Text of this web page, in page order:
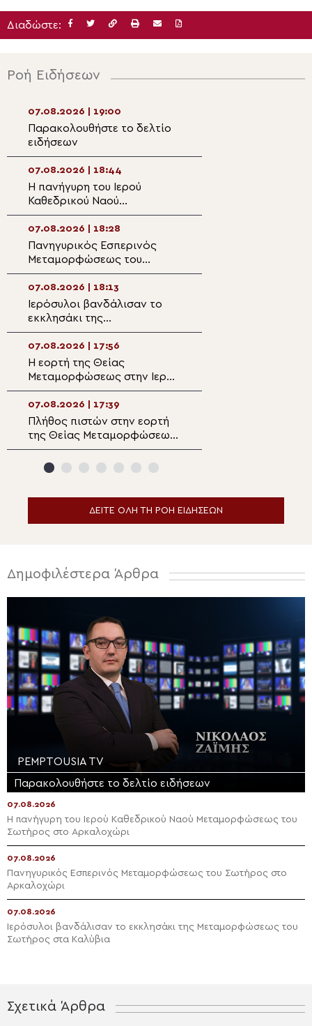
Διαδώστε:
Ροή Ειδήσεων
07.08.2026 | 19:00
Παρακολουθήστε το δελτίο
ειδήσεων
07.08.2026 | 18:44
Η πανήγυρη του Ιερού
Καθεδρικού Ναού
Μεταμορφώσεως του
Σωτήρος στο Αρκαλοχώρι
07.08.2026 | 18:28
Πανηγυρικός Εσπερινός
Μεταμορφώσεως του
Σωτήρος στο Αρκαλοχώρι
07.08.2026 | 18:13
Ιερόσυλοι βανδάλισαν το
εκκλησάκι της
Μεταμορφώσεως του
Σωτήρος στα Καλύβια
07.08.2026 | 17:56
Η εορτή της Θείας
Μεταμορφώσεως στην Ιερά
Μονή Μεγάλου Σωτήρος
Σύμης
07.08.2026 | 17:39
Πλήθος πιστών στην εορτή
της Θείας Μεταμορφώσεως
στο Κιλκίς
ΔΕΙΤΕ ΟΛΗ ΤΗ ΡΟΗ ΕΙΔΗΣΕΩΝ
Δημοφιλέστερα Άρθρα
PEMPTOUSIA TV
Παρακολουθήστε το δελτίο ειδήσεων
07.08.2026
Η πανήγυρη του Ιερού Καθεδρικού Ναού Μεταμορφώσεως του
Σωτήρος στο Αρκαλοχώρι
07.08.2026
Πανηγυρικός Εσπερινός Μεταμορφώσεως του Σωτήρος στο
Αρκαλοχώρι
07.08.2026
Ιερόσυλοι βανδάλισαν το εκκλησάκι της Μεταμορφώσεως του
Σωτήρος στα Καλύβια
Σχετικά Άρθρα